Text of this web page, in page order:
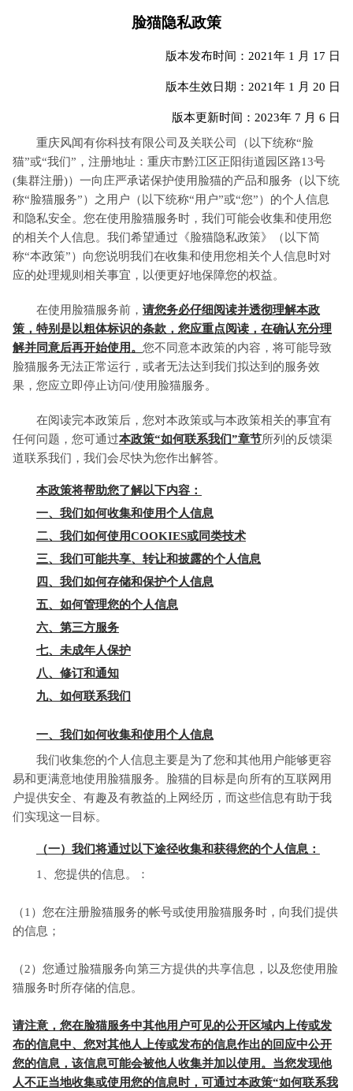
脸猫隐私政策
版本发布时间：2021年 1 月 17 日
版本生效日期：2021年 1 月 20 日
版本更新时间：2023年 7 月 6 日
重庆风闻有你科技有限公司及关联公司（以下统称“脸
猫”或“我们”，注册地址：重庆市黔江区正阳街道园区路13号
(集群注册)）一向庄严承诺保护使用脸猫的产品和服务（以下统
称“脸猫服务”）之用户（以下统称“用户”或“您”）的个人信息
和隐私安全。您在使用脸猫服务时，我们可能会收集和使用您
的相关个人信息。我们希望通过《脸猫隐私政策》（以下简
称“本政策”）向您说明我们在收集和使用您相关个人信息时对
应的处理规则相关事宜，以便更好地保障您的权益。
在使用脸猫服务前， 请您务必仔细阅读并透彻理解本政
策，特别是以粗体标识的条款，您应重点阅读，在确认充分理
解并同意后再开始使用。 您不同意本政策的内容，将可能导致
脸猫服务无法正常运行，或者无法达到我们拟达到的服务效
果，您应立即停止访问/使用脸猫服务。
在阅读完本政策后，您对本政策或与本政策相关的事宜有
任何问题，您可通过本政策“如何联系我们”章节所列的反馈渠
道联系我们，我们会尽快为您作出解答。
本政策将帮助您了解以下内容：
一、我们如何收集和使用个人信息
二、我们如何使用COOKIES或同类技术
三、我们可能共享、转让和披露的个人信息
四、我们如何存储和保护个人信息
五、如何管理您的个人信息
六、第三方服务
七、未成年人保护
八、修订和通知
九、如何联系我们
一、我们如何收集和使用个人信息
我们收集您的个人信息主要是为了您和其他用户能够更容
易和更满意地使用脸猫服务。脸猫的目标是向所有的互联网用
户提供安全、有趣及有教益的上网经历，而这些信息有助于我
们实现这一目标。
（一）我们将通过以下途径收集和获得您的个人信息：
1、您提供的信息。：
（1）您在注册脸猫服务的帐号或使用脸猫服务时，向我们提供
的信息；
（2）您通过脸猫服务向第三方提供的共享信息，以及您使用脸
猫服务时所存储的信息。
请注意，您在脸猫服务中其他用户可见的公开区域内上传或发
布的信息中、您对其他人上传或发布的信息作出的回应中公开
您的信息，该信息可能会被他人收集并加以使用。当您发现他
人不正当地收集或使用您的信息时，可通过本政策“如何联系我